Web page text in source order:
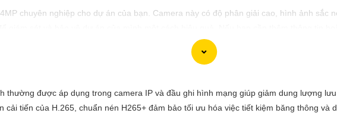
chuyên nghiệp cho dự án của bạn. Camera này có độ phân giải cao, hình ảnh sắc
thường được áp dụng trong camera IP và đầu ghi hình mạng giúp giảm dung lượng
cải tiến của H.265, chuẩn nén H265+ đảm bảo tối ưu hóa việc tiết kiệm băng thông